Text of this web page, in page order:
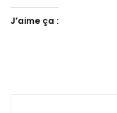
J’aime ça :